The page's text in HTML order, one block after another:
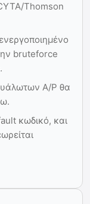
Thomson
bruteforce
A/P θα
κωδικό, και